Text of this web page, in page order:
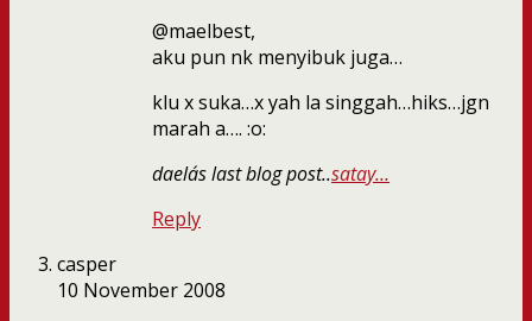
@maelbest,
aku pun nk menyibuk juga…
klu x suka…x yah la singgah…hiks…jgn
marah a…. :o:
daela´s last blog post..satay…
Reply
casper
10 November 2008